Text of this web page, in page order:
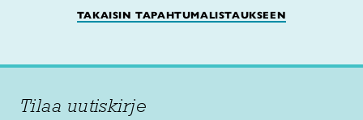
TAKAISIN TAPAHTUMALISTAUKSEEN
Tilaa uutiskirje